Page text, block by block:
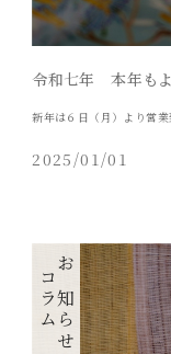
令和七年 本年も
新年は６日（月）より営
2025/01/01
お知らせ
コラム